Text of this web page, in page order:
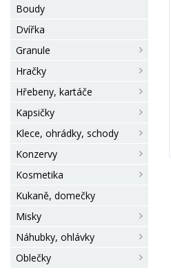
Boudy
Dvířka
Granule
Hračky
Hřebeny, kartáče
Kapsičky
Klece, ohrádky, schody
Konzervy
Kosmetika
Kukaně, domečky
Misky
Náhubky, ohlávky
Oblečky